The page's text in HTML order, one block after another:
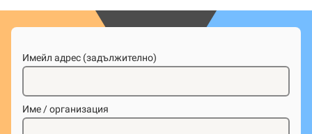
Имейл адрес (задължително)
Име / организация